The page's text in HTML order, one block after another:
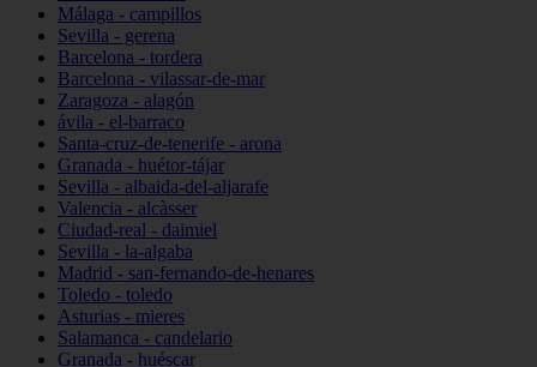
Málaga - campillos
Sevilla - gerena
Barcelona - tordera
Barcelona - vilassar-de-mar
Zaragoza - alagón
ávila - el-barraco
Santa-cruz-de-tenerife - arona
Granada - huétor-tájar
Sevilla - albaida-del-aljarafe
Valencia - alcàsser
Ciudad-real - daimiel
Sevilla - la-algaba
Madrid - san-fernando-de-henares
Toledo - toledo
Asturias - mieres
Salamanca - candelario
Granada - huéscar